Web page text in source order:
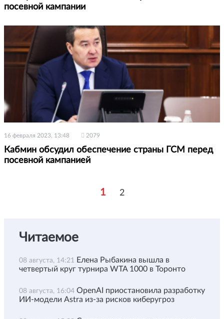
посевной кампании
16 февраля 2023, 13:48 2079
Кабмин обсудил обеспечение страны ГСМ перед
посевной кампанией
1 2
Читаемое
08 августа, 14:21
Елена Рыбакина вышла в
четвертый круг турнира WTA 1000 в Торонто
08 августа, 16:04 OpenAI приостановила разработку
ИИ-модели Astra из-за рисков киберугроз